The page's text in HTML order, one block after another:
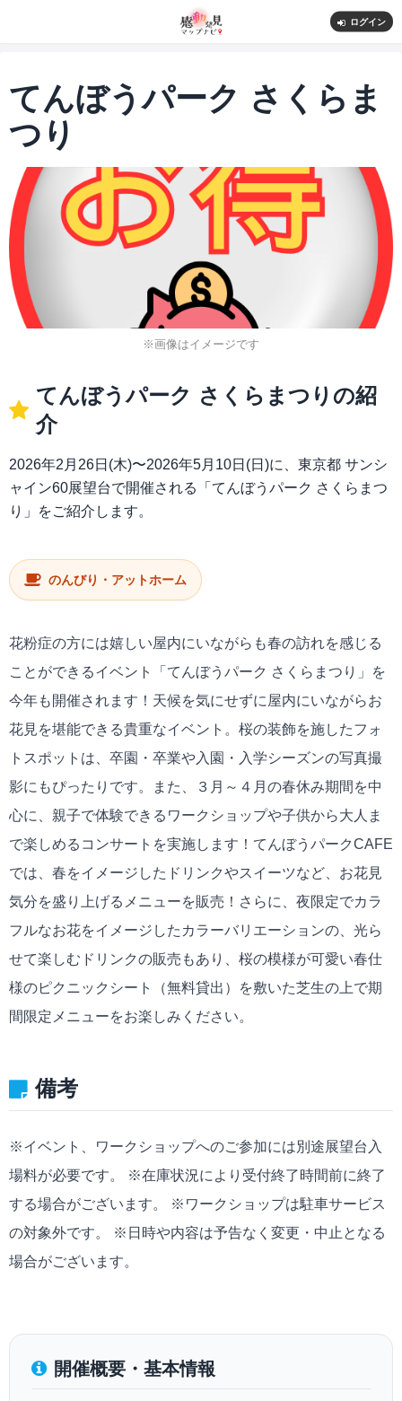
ログイン
てんぼうパーク さくらま
つり
※画像はイメージです
てんぼうパーク さくらまつりの紹
介
2026年2月26日(木)〜2026年5月10日(日)に、東京都 サンシ
ャイン60展望台で開催される「てんぼうパーク さくらまつ
り」をご紹介します。
のんびり・アットホーム
花粉症の方には嬉しい屋内にいながらも春の訪れを感じる
ことができるイベント「てんぼうパーク さくらまつり」を
今年も開催されます！天候を気にせずに屋内にいながらお
花見を堪能できる貴重なイベント。桜の装飾を施したフォ
トスポットは、卒園・卒業や入園・入学シーズンの写真撮
影にもぴったりです。また、３月～４月の春休み期間を中
心に、親子で体験できるワークショップや子供から大人ま
で楽しめるコンサートを実施します！てんぼうパークCAFE
では、春をイメージしたドリンクやスイーツなど、お花見
気分を盛り上げるメニューを販売！さらに、夜限定でカラ
フルなお花をイメージしたカラーバリエーションの、光ら
せて楽しむドリンクの販売もあり、桜の模様が可愛い春仕
様のピクニックシート（無料貸出）を敷いた芝生の上で期
間限定メニューをお楽しみください。
備考
※イベント、ワークショップへのご参加には別途展望台入
場料が必要です。 ※在庫状況により受付終了時間前に終了
する場合がございます。 ※ワークショップは駐車サービス
の対象外です。 ※日時や内容は予告なく変更・中止となる
場合がございます。
開催概要・基本情報